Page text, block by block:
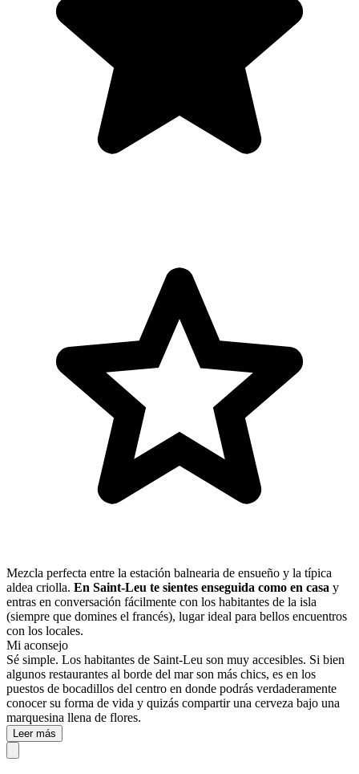
Mezcla perfecta entre la estación balnearia de ensueño y la típica
aldea criolla. En Saint-Leu te sientes enseguida como en casa y
entras en conversación fácilmente con los habitantes de la isla
(siempre que domines el francés), lugar ideal para bellos encuentros
con los locales.
Mi aconsejo
Sé simple. Los habitantes de Saint-Leu son muy accesibles. Si bien
algunos restaurantes al borde del mar son más chics, es en los
puestos de bocadillos del centro en donde podrás verdaderamente
conocer su forma de vida y quizás compartir una cerveza bajo una
marquesina llena de flores.
Leer más